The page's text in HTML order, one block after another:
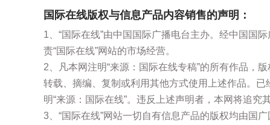
国际在线版权与信息产品内容销售的声明：
1、“国际在线”由中国国际广播电台主办。经中国国
责“国际在线”网站的市场经营。
2、凡本网注明“来源：国际在线专稿”的所有作品，
转载、摘编、复制或利用其他方式使用上述作品。
明“来源：国际在线”。违反上述声明者，本网将追究
3、“国际在线”网站一切自有信息产品的版权均由国